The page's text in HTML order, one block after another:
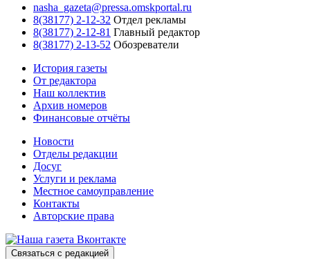
nasha_gazeta@pressa.omskportal.ru
8(38177) 2-12-32 Отдел рекламы
8(38177) 2-12-81 Главный редактор
8(38177) 2-13-52 Обозреватели
История газеты
От редактора
Наш коллектив
Архив номеров
Финансовые отчёты
Новости
Отделы редакции
Досуг
Услуги и реклама
Местное самоуправление
Контакты
Авторские права
Связаться с редакцией